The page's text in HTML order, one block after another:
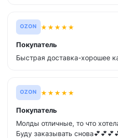
OZON ★★★★★
Покупатель
Быстрая доставка-хорошее
OZON ★★★★★
Покупатель
Молды отличные, то что
Буду заказывать